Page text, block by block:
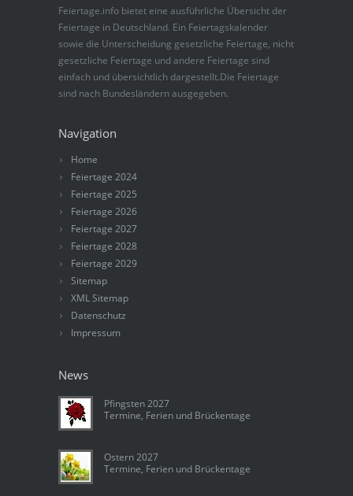
Feiertage.info bietet eine ausführliche Übersicht der
Feiertage in Deutschland. Ein Feiertagskalender
sowie die Unterscheidung gesetzliche Feiertage, nicht
gesetzliche Feiertage und andere Feiertage sind
einfach und übersichtlich dargestellt.Die Feiertage
sind nach Bundesländern ausgegeben.
Navigation
Home
Feiertage 2024
Feiertage 2025
Feiertage 2026
Feiertage 2027
Feiertage 2028
Feiertage 2029
Sitemap
XML Sitemap
Datenschutz
Impressum
News
Pfingsten 2027
Termine, Ferien und Brückentage
Ostern 2027
Termine, Ferien und Brückentage